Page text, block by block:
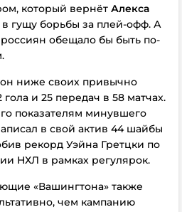
который вернёт Алекса
гущу борьбы за плей-офф. А
обещало бы быть по-
ниже своих привычно
гола и 25 передач в 58 матчах.
показателям минувшего
в свой актив 44 шайбы
рекорд Уэйна Гретцки по
НХЛ в рамках регулярок.
«Вашингтона» также
чем кампанию